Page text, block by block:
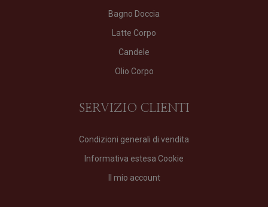
Bagno Doccia
Latte Corpo
Candele
Olio Corpo
SERVIZIO CLIENTI
Condizioni generali di vendita
Informativa estesa Cookie
Il mio account